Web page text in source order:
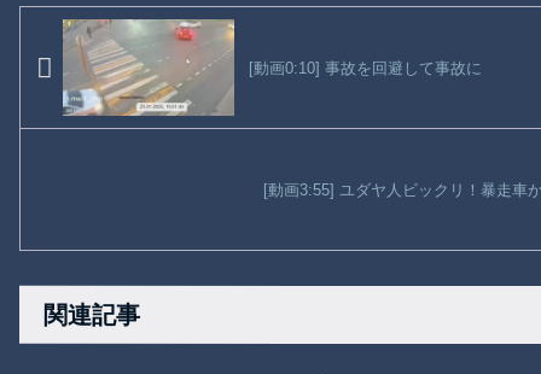
[動画0:10] 事故を回避して事故に
[動画3:55] ユダヤ人ビックリ！暴走車
関連記事